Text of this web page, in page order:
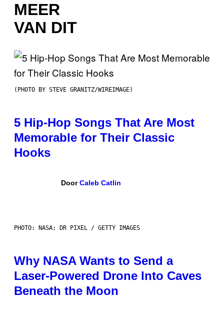
MEER
VAN DIT
(PHOTO BY STEVE GRANITZ/WIREIMAGE)
5 Hip-Hop Songs That Are Most
Memorable for Their Classic
Hooks
DoorCaleb Catlin
PHOTO: NASA; DR PIXEL / GETTY IMAGES
Why NASA Wants to Send a
Laser-Powered Drone Into Caves
Beneath the Moon